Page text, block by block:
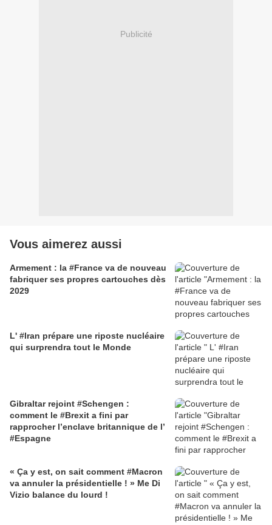
Publicité
Vous aimerez aussi
Armement : la #France va de nouveau
fabriquer ses propres cartouches dès
2029
L' #Iran prépare une riposte nucléaire
qui surprendra tout le Monde
Gibraltar rejoint #Schengen :
comment le #Brexit a fini par
rapprocher l’enclave britannique de l’
#Espagne
« Ça y est, on sait comment #Macron
va annuler la présidentielle ! » Me Di
Vizio balance du lourd !